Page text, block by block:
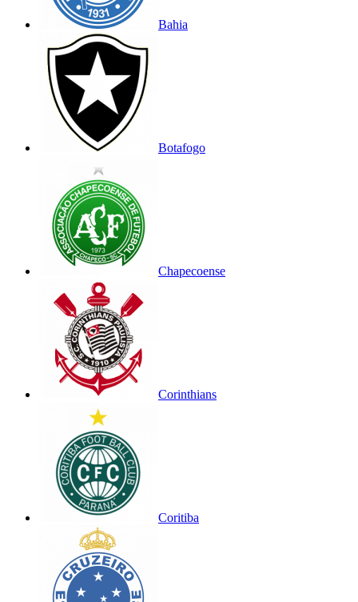
Bahia
Botafogo
Chapecoense
Corinthians
Coritiba